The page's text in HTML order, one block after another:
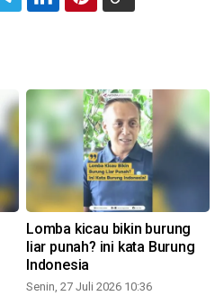
Lomba kicau bikin burung
liar punah? ini kata Burung
Indonesia
Senin, 27 Juli 2026 10:36